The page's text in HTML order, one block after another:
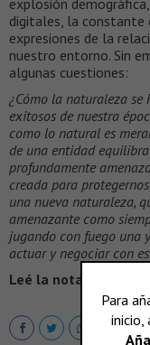
explosión
digitales, la constante
expresiones de la
nuestro entorno. Sin
algunas cuestiones:
¿Cómo la naturaleza
exitosos de nuestra
como lo natural es
de una entidad
profundamente
creada para
una nueva naturaleza,
amenazante como
jugando con fuego una
actuar y negociar con
Leé la nota completa